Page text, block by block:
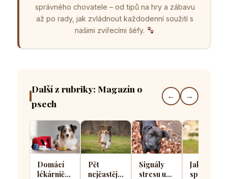
správného chovatele – od tipů na hry a zábavu
až po rady, jak zvládnout každodenní soužití s
našimi zvířecími šéfy.
Další z rubriky: Magazín o
psech
← →
Domácí
lékárnička
Pět
nejčastějších
Signály
stresu u
Jak
správně